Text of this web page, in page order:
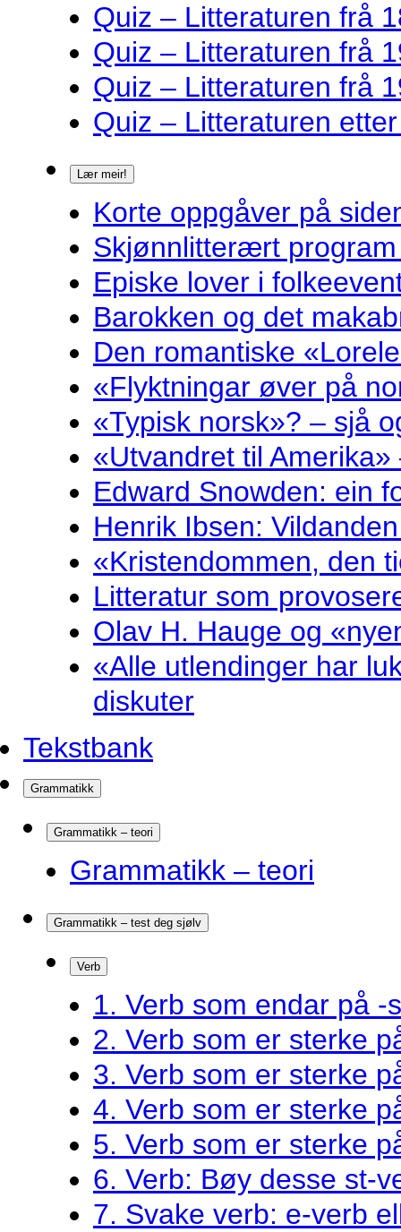
Quiz – Litteraturen frå
Quiz – Litteraturen frå
Quiz – Litteraturen frå
Quiz – Litteraturen
Lær meir!
Korte oppgåver på
Skjønnlitterært
Episke lover i
Barokken og det
Den romantiske
«Flyktningar øver på
«Typisk norsk»? – sjå
«Utvandret til
Edward Snowden: ein
Henrik Ibsen:
«Kristendommen, den
Litteratur som
Olav H. Hauge og
«Alle utlendinger har
diskuter
Tekstbank
Grammatikk
Grammatikk – teori
Grammatikk – teori
Grammatikk – test deg sjølv
Verb
1. Verb som endar på -
2. Verb som er sterke
3. Verb som er sterke
4. Verb som er sterke
5. Verb som er sterke
6. Verb: Bøy desse st-
7. Svake verb: e-verb